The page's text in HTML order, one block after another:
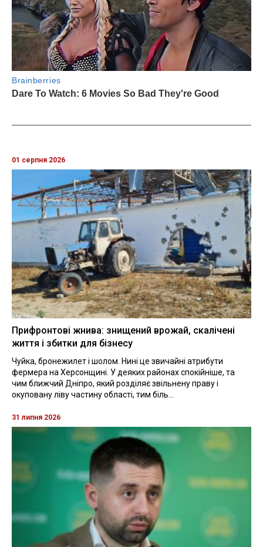
01 серпня 2026
Прифронтові жнива: знищений врожай, скалічені
життя і збитки для бізнесу
Чуйка, бронежилет і шолом. Нині це звичайні атрибути
фермера на Херсонщині. У деяких районах спокійніше, та
чим ближчий Дніпро, який розділяє звільнену праву і
окуповану ліву частину області, тим біль...
31 липня 2026